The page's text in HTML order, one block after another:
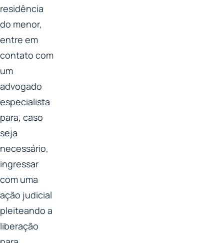
residência
do menor,
entre em
contato com
um
advogado
especialista
para, caso
seja
necessário,
ingressar
com uma
ação judicial
pleiteando a
liberação